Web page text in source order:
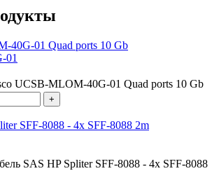
40G-01 Quad ports 10 Gb
01
UCSB-MLOM-40G-01 Quad ports 10 Gb
+
SFF-8088 - 4x SFF-8088 2m
SAS HP Spliter SFF-8088 - 4x SFF-8088